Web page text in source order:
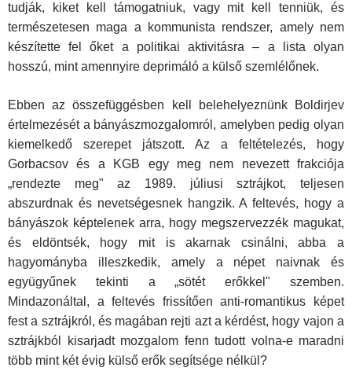
tudják, kiket kell támogatniuk, vagy mit kell tenniük, és
természetesen maga a kommunista rendszer, amely nem
készítette fel őket a politikai aktivitásra – a lista olyan
hosszú, mint amennyire deprimáló a külső szemlélőnek.
Ebben az összefüggésben kell belehelyeznünk Boldirjev
értelmezését a bányászmozgalomról, amelyben pedig olyan
kiemelkedő szerepet ját­szott. Az a feltételezés, hogy
Gorbacsov és a KGB egy meg nem nevezett frakciója
„rendezte meg" az 1989. júliusi sztrájkot, teljesen
abszurdnak és nevetségesnek hangzik. A feltevés, hogy a
bányászok képtelenek arra, hogy megszervezzék magukat,
és eldöntsék, hogy mit is akarnak csinálni, abba a
hagyományba illeszkedik, amely a népet naivnak és
együgyűnek tekinti a „sötét erőkkel" szemben.
Mindazonáltal, a feltevés frissítően anti-romantikus képet
fest a sztrájkról, és magában rejti azt a kérdést, hogy vajon a
sztrájkból kisarjadt mozgalom fenn tudott volna-e maradni
több mint két évig külső erők segítsége nélkül?